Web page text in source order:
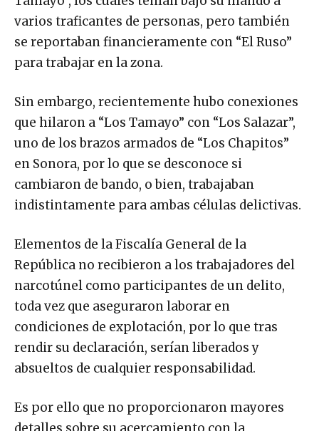
varios traficantes de personas, pero también
se reportaban financieramente con “El Ruso”
para trabajar en la zona.
Sin embargo, recientemente hubo conexiones
que hilaron a “Los Tamayo” con “Los Salazar”,
uno de los brazos armados de “Los Chapitos”
en Sonora, por lo que se desconoce si
cambiaron de bando, o bien, trabajaban
indistintamente para ambas células delictivas.
Elementos de la Fiscalía General de la
República no recibieron a los trabajadores del
narcotúnel como participantes de un delito,
toda vez que aseguraron laborar en
condiciones de explotación, por lo que tras
rendir su declaración, serían liberados y
absueltos de cualquier responsabilidad.
Es por ello que no proporcionaron mayores